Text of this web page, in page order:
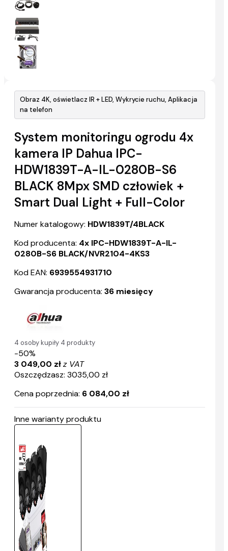
Obraz 4K, oświetlacz IR + LED, Wykrycie ruchu, Aplikacja
na telefon
System monitoringu ogrodu 4x
kamera IP Dahua IPC-
HDW1839T-A-IL-0280B-S6
BLACK 8Mpx SMD człowiek +
Smart Dual Light + Full-Color
Numer katalogowy: HDW1839T/4BLACK
Kod producenta: 4x IPC-HDW1839T-A-IL-
0280B-S6 BLACK/NVR2104-4KS3
Kod EAN: 6939554931710
Gwarancja producenta: 36 miesięcy
4 osoby kupiły 4 produkty
-50%
3 049,00 złz VAT
Oszczędzasz: 3035,00 zł
Cena poprzednia: 6 084,00 zł
Inne warianty produktu